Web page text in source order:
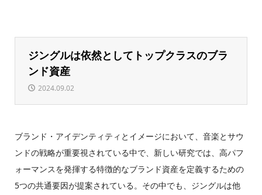
ジングルは依然としてトップクラスのブラ
ンド資産
2024.09.02
ブランド・アイデンティティとイメージにおいて、音楽とサウ
ンドの戦略が重要視されている中で、新しい研究では、高パフ
ォーマンスを発揮する特徴的なブランド資産を定義するための
5つの共通要因が提案されている。その中でも、ジングルは他